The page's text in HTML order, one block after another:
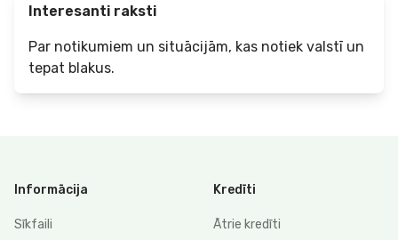
Interesanti raksti
Par notikumiem un situācijām, kas notiek valstī un
tepat blakus.
Informācija
Sīkfaili
Kredīti
Ātrie kredīti